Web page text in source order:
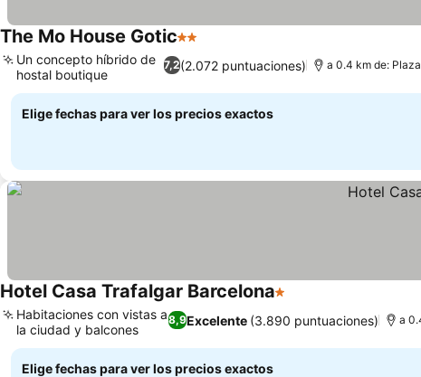
The Mo House Gotic2 Estrellas
7,2(2.072 puntuaciones)
Un concepto híbrido de
hostal boutique
a 0.4 km de:
Elige fechas para ver los precios exactos
Hotel Casa Trafalgar Barcelona1 Estrellas
8,9Excelente (3.890 puntuaciones)
Habitaciones con vistas a
la ciudad y balcones
a
Elige fechas para ver los precios exactos